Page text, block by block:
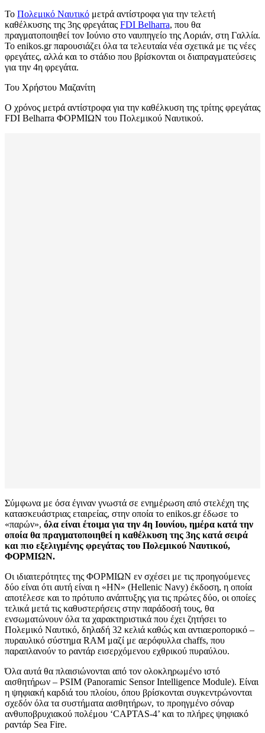
Το Πολεμικό Ναυτικό μετρά αντίστροφα για την τελετή
καθέλκυσης της 3ης φρεγάτας FDI Belharra, που θα
πραγματοποιηθεί τον Ιούνιο στο ναυπηγείο της Λοριάν, στη Γαλλία.
To enikos.gr παρουσιάζει όλα τα τελευταία νέα σχετικά με τις νέες
φρεγάτες, αλλά και το στάδιο που βρίσκονται οι διαπραγματεύσεις
για την 4η φρεγάτα.
Του Χρήστου Μαζανίτη
Ο χρόνος μετρά αντίστροφα για την καθέλκυση της τρίτης φρεγάτας
FDI Belharra ΦΟΡΜΙΩΝ του Πολεμικού Ναυτικού.
Σύμφωνα με όσα έγιναν γνωστά σε ενημέρωση από στελέχη της
κατασκευάστριας εταιρείας, στην οποία το enikos.gr έδωσε το
«παρών», όλα είναι έτοιμα για την 4η Ιουνίου, ημέρα κατά την
οποία θα πραγματοποιηθεί η καθέλκυση της 3ης κατά σειρά
και πιο εξελιγμένης φρεγάτας του Πολεμικού Ναυτικού,
ΦΟΡΜΙΩΝ.
Οι ιδιαιτερότητες της ΦΟΡΜΙΩΝ εν σχέσει με τις προηγούμενες
δύο είναι ότι αυτή είναι η «ΗΝ» (Hellenic Navy) έκδοση, η οποία
αποτέλεσε και το πρότυπο ανάπτυξης για τις πρώτες δύο, οι οποίες
τελικά μετά τις καθυστερήσεις στην παράδοσή τους, θα
ενσωματώνουν όλα τα χαρακτηριστικά που έχει ζητήσει το
Πολεμικό Ναυτικό, δηλαδή 32 κελιά καθώς και αντιαεροπορικό –
πυραυλικό σύστημα RAM μαζί με αερόφυλλα chaffs, που
παραπλανούν το ραντάρ εισερχόμενου εχθρικού πυραύλου.
Όλα αυτά θα πλαισιώνονται από τον ολοκληρωμένο ιστό
αισθητήρων – PSIM (Panoramic Sensor Intelligence Module). Είναι
η ψηφιακή καρδιά του πλοίου, όπου βρίσκονται συγκεντρώνονται
σχεδόν όλα τα συστήματα αισθητήρων, το προηγμένο σόναρ
ανθυποβρυχιακού πολέμου ‘CAPTAS-4’ και το πλήρες ψηφιακό
ραντάρ Sea Fire.